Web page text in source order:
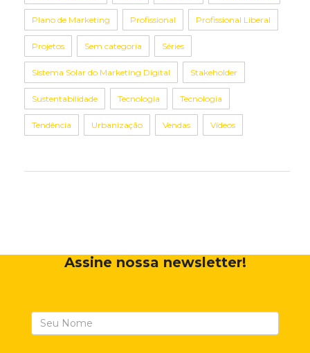
Plano de Marketing Profissional Profissional Liberal
Projetos Sem categoria Séries
Sistema Solar do Marketing Digital Stakeholder
Sustentabilidade Tecnologia Tecnologia
Tendência Urbanização Vendas Vídeos
Assine nossa newsletter!